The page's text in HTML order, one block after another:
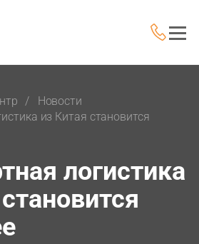
Новости
из Китая становится
логистика